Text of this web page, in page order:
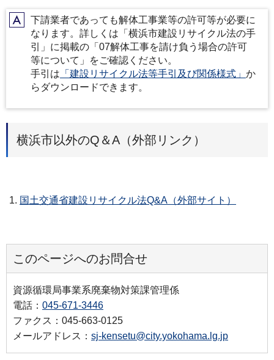
A下請業者であっても解体工事業等の許可等が必要に
なります。詳しくは「横浜市建設リサイクル法の手
引」に掲載の「07解体工事を請け負う場合の許可
等について」をご確認ください。
手引は 「建設リサイクル法等手引及び関係様式」 か
らダウンロードできます。
横浜市以外のQ＆A（外部リンク）
国土交通省建設リサイクル法Q&A（外部サイト）
このページへのお問合せ
資源循環局事業系廃棄物対策課管理係
電話： 045-671-3446
ファクス：045-663-0125
メールアドレス： sj-kensetu@city.yokohama.lg.jp